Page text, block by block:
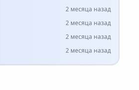
2 месяца назад
2 месяца назад
2 месяца назад
2 месяца назад